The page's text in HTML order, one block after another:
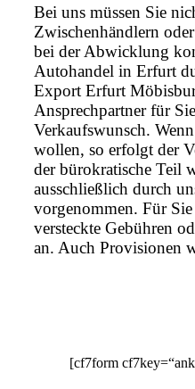
Bei uns müssen Sie
Zwischenhändlern
bei der Abwicklung
Autohandel in Erfurt
Export Erfurt
Ansprechpartner für
Verkaufswunsch.
wollen, so erfolgt der
der bürokratische Teil
ausschließlich durch
vorgenommen. Für
versteckte Gebühren
an. Auch Provisionen
[cf7form